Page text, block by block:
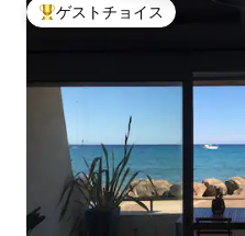
大好評のゲストチョイスです。
ゲストチョイス